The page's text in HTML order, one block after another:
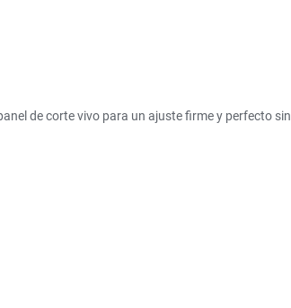
de corte vivo para un ajuste firme y perfecto sin